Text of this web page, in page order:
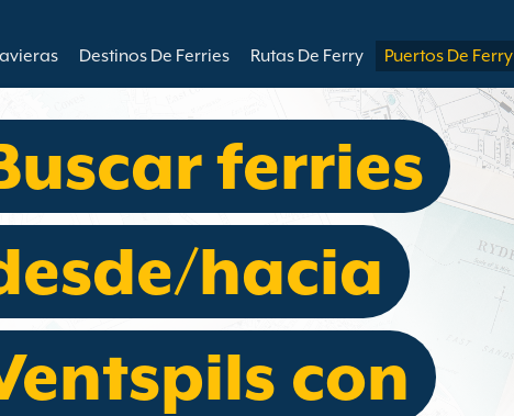
Destinos De Ferries Rutas De Ferry Puertos De Ferry
ferries
hacia
con